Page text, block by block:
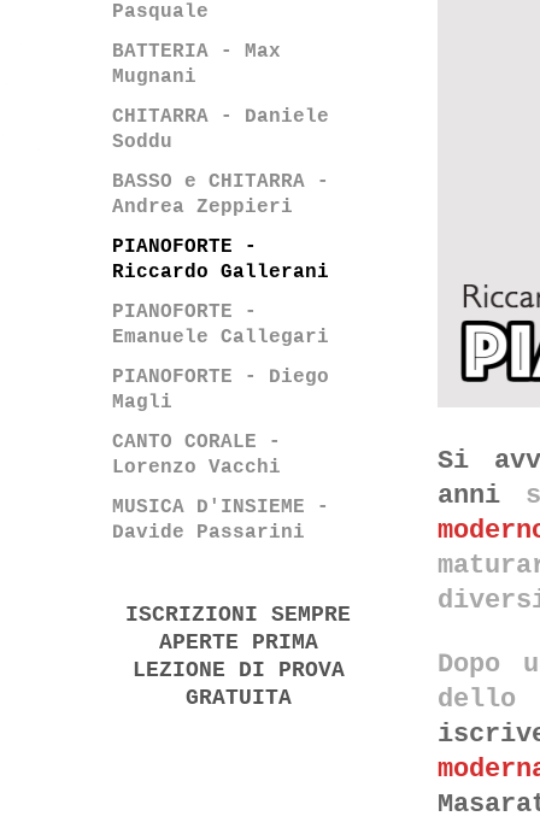
Si
anni
Dopo
dello
Pasquale
BATTERIA - Max
Mugnani
CHITARRA - Daniele
Soddu
BASSO e CHITARRA -
Andrea Zeppieri
PIANOFORTE -
Riccardo Gallerani
PIANOFORTE -
Emanuele Callegari
PIANOFORTE - Diego
Magli
CANTO CORALE -
Lorenzo Vacchi
MUSICA D'INSIEME -
Davide Passarini
ISCRIZIONI SEMPRE
APERTE PRIMA
LEZIONE DI PROVA
GRATUITA